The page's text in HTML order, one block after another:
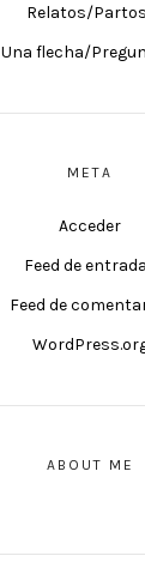
Relatos/Partos
Una flecha/
META
Acceder
Feed de
Feed de
ABOUT ME